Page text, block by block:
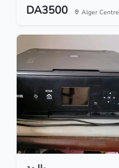
DA3500 Alger Centre